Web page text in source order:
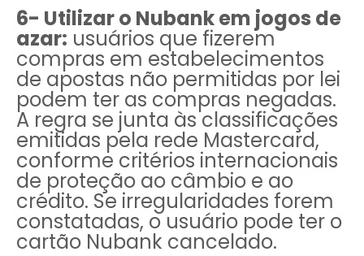
6- Utilizar o Nubank em jogos de
azar: usuários que fizerem
compras em estabelecimentos
de apostas não permitidas por lei
podem ter as compras negadas.
A regra se junta às classificações
emitidas pela rede Mastercard,
conforme critérios internacionais
de proteção ao câmbio e ao
crédito. Se irregularidades forem
constatadas, o usuário pode ter o
cartão Nubank cancelado.